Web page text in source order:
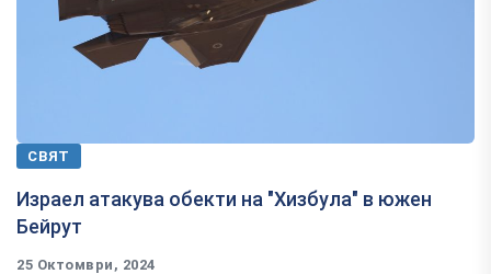
СВЯТ
Израел атакува обекти на "Хизбула" в южен
Бейрут
25 Октомври, 2024